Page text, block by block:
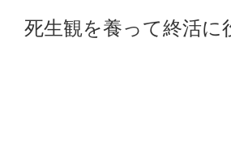
死生観を養って終活に